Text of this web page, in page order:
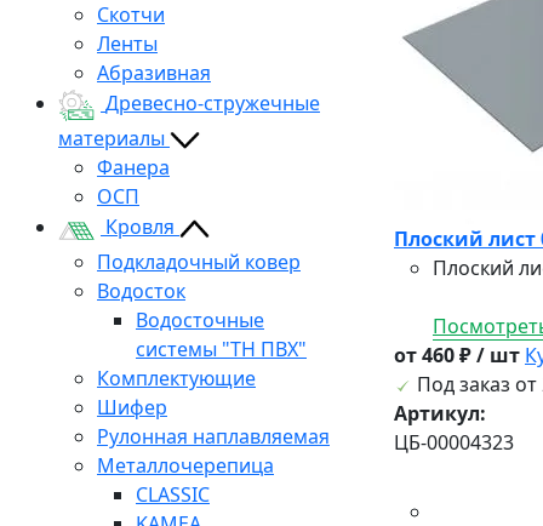
Скотчи
Ленты
Абразивная
Древесно-стружечные
материалы
Фанера
ОСП
Кровля
Подкладочный ковер
Водосток
Водосточные
системы "ТН ПВХ"
Комплектующие
Шифер
Рулонная наплавляемая
Металлочерепица
CLASSIC
Плоский лист
Плоский
от 460 ₽ / шт
Под заказ от
Артикул:
ЦБ-00004323